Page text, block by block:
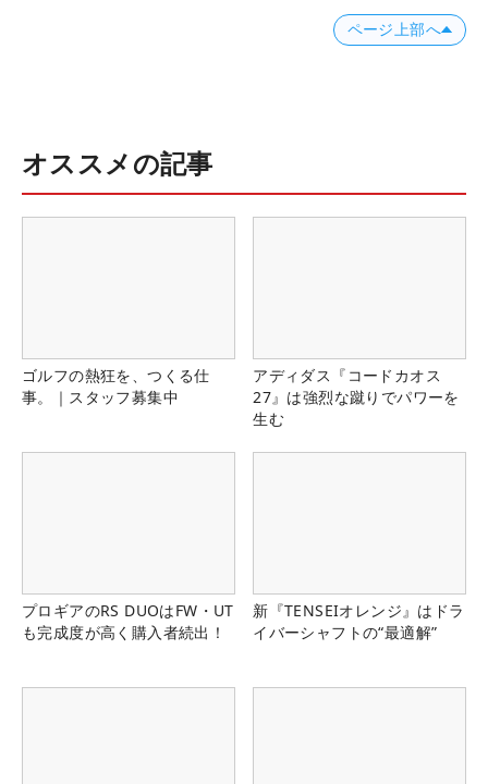
ページ上部へ
オススメの記事
ゴルフの熱狂を、つくる仕
事。｜スタッフ募集中
アディダス『コードカオス
27』は強烈な蹴りでパワーを
生む
プロギアのRS DUOはFW・UT
も完成度が高く購入者続出！
新『TENSEIオレンジ』はドラ
イバーシャフトの“最適解”